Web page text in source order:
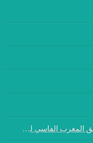
في الجمع العام الثالث لفريق المغرب الفاسي لكرة القدم: